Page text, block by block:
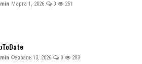
Марта 1, 2026 0 251
Февраль 13, 2026 0 283